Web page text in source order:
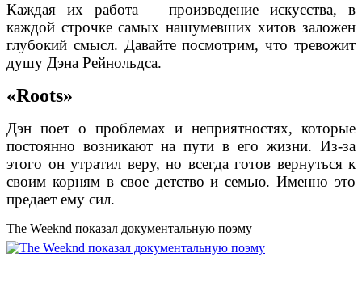
Каждая их работа – произведение искусства, в
каждой строчке самых нашумевших хитов заложен
глубокий смысл. Давайте посмотрим, что тревожит
душу Дэна Рейнольдса.
«Roots»
Дэн поет о проблемах и неприятностях, которые
постоянно возникают на пути в его жизни. Из-за
этого он утратил веру, но всегда готов вернуться к
своим корням в свое детство и семью. Именно это
предает ему сил.
The Weeknd показал документальную поэму